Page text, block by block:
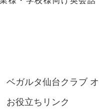
ベガルタ仙台クラブ
お役立ちリンク